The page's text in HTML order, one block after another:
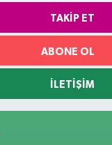
TAKIP ET
ABONE OL
İLETIŞIM